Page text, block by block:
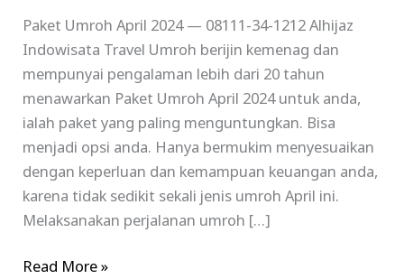
Paket Umroh April 2024 — 08111-34-1212 Alhijaz
Indowisata Travel Umroh berijin kemenag dan
mempunyai pengalaman lebih dari 20 tahun
menawarkan Paket Umroh April 2024 untuk anda,
ialah paket yang paling menguntungkan. Bisa
menjadi opsi anda. Hanya bermukim menyesuaikan
dengan keperluan dan kemampuan keuangan anda,
karena tidak sedikit sekali jenis umroh April ini.
Melaksanakan perjalanan umroh […]
Read More »